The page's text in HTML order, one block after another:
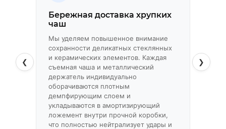
❮
Бережная доставка хрупких
чаш
Мы уделяем повышенное внимание
сохранности деликатных стеклянных
и керамических элементов. Каждая
съемная чаша и металлический
держатель индивидуально
оборачиваются плотным
демпфирующим слоем и
укладываются в амортизирующий
ложемент внутри прочной коробки,
что полностью нейтрализует удары и
❯